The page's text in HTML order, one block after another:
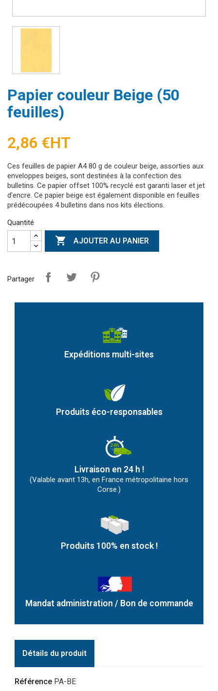
Papier couleur Beige (50
feuilles)
2,86 €HT
Ces feuilles de papier A4 80 g de couleur beige, assorties aux
enveloppes beiges, sont destinées à la confection des
bulletins. Ce papier offset 100% recyclé est garanti laser et jet
d'encre. Ce papier beige est également disponible en feuilles
prédécoupées 4 bulletins dans nos kits élections.
Quantité
 AJOUTER AU PANIER
Partager
Expéditions multi-sites
Produits éco-responsables
Livraison en 24 h !
(Valable avant 13h, en France métropolitaine hors
Corse.)
Produits 100% en stock !
Mandat administration / Bon de commande
Détails du produit
Référence PA-BE